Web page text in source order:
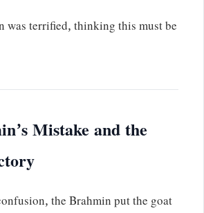
was terrified, thinking this must be
Mistake and the
the Brahmin put the goat